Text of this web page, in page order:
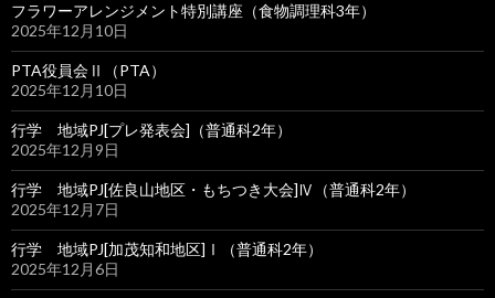
フラワーアレンジメント特別講座（食物調理科3年）
2025年12月10日
PTA役員会Ⅱ（PTA）
2025年12月10日
行学 地域PJ[プレ発表会]（普通科2年）
2025年12月9日
行学 地域PJ[佐良山地区・もちつき大会]Ⅳ（普通科2年）
2025年12月7日
行学 地域PJ[加茂知和地区]Ⅰ（普通科2年）
2025年12月6日